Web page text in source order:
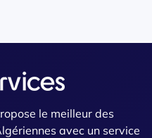
le meilleur des
avec un service